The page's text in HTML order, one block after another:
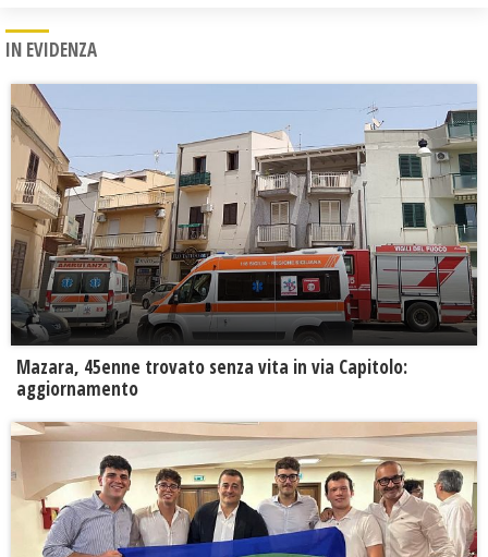
IN EVIDENZA
Mazara, 45enne trovato senza vita in via Capitolo:
aggiornamento